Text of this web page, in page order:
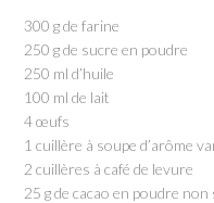
300 g de farine
250 g de sucre en poudre
250 ml d’huile
100 ml de lait
4 œufs
1 cuillère à soupe d’arôme
2 cuillères à café de levure
25 g de cacao en poudre